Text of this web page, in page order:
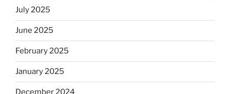
July 2025
June 2025
February 2025
January 2025
December 2024